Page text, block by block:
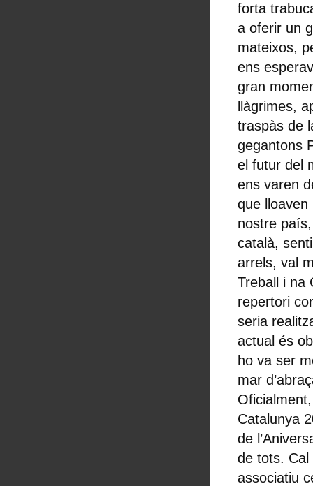
forta
a oferir un
mateixos,
ens
gran
llàgrimes,
traspàs de
gegantons
el futur del
ens varen
que
nostre
català,
arrels, val
Treball i na
repertori
seria
actual és
ho va ser
mar
Catalunya
de
de tots. Cal
associatiu